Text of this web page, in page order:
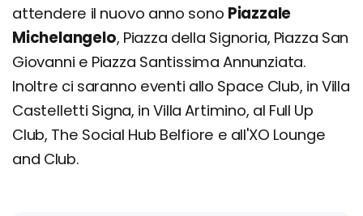
attendere il nuovo anno sono Piazzale
Michelangelo, Piazza della Signoria, Piazza San
Giovanni e Piazza Santissima Annunziata.
Inoltre ci saranno eventi allo Space Club, in Villa
Castelletti Signa, in Villa Artimino, al Full Up
Club, The Social Hub Belfiore e all'XO Lounge
and Club.